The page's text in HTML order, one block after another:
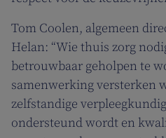
Tom Coolen, algemeen
Helan: “Wie thuis zorg
betrouwbaar geholpen te
samenwerking versterken
zelfstandige
ondersteund wordt en